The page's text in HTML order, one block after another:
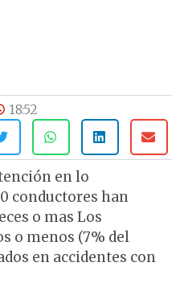
18:52
en lo
conductores han
o mas Los
o menos (7% del
en accidentes con